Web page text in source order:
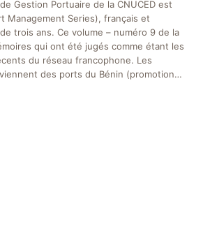
Gestion Portuaire de la CNUCED est
Management Series), français et
trois ans. Ce volume – numéro 9 de la
qui ont été jugés comme étant les
du réseau francophone. Les
des ports du Bénin (promotion…